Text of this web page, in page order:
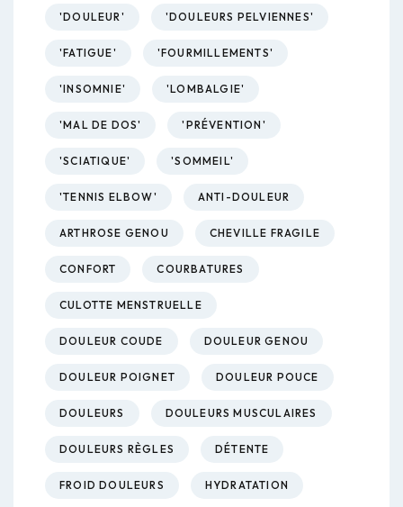
'DOULEUR' 'DOULEURS PELVIENNES'
'FATIGUE' 'FOURMILLEMENTS'
'INSOMNIE' 'LOMBALGIE'
'MAL DE DOS' 'PRÉVENTION'
'SCIATIQUE' 'SOMMEIL'
'TENNIS ELBOW' ANTI-DOULEUR
ARTHROSE GENOU CHEVILLE FRAGILE
CONFORT COURBATURES
CULOTTE MENSTRUELLE
DOULEUR COUDE DOULEUR GENOU
DOULEUR POIGNET DOULEUR POUCE
DOULEURS DOULEURS MUSCULAIRES
DOULEURS RÈGLES DÉTENTE
FROID DOULEURS HYDRATATION